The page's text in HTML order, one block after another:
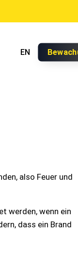
EN
also Feuer und
werden, wenn ein
dass ein Brand